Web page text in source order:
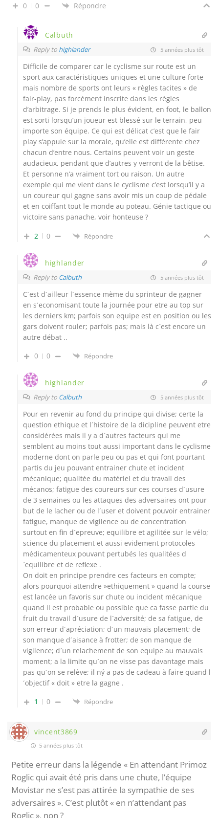
0 0 Répondre
Calbuth
Reply to highlander 5 années plus tôt
Difficile de comparer car le cyclisme sur route est un
sport aux caractéristiques uniques et une culture forte
mais nombre de sports ont leurs « règles tacites » de
fair-play, pas forcément inscrite dans les règles
d’arbitrage. Si je prends le plus évident, en foot, le ballon
est sorti lorsqu’un joueur est blessé sur le terrain, peu
importe son équipe. Ce qui est délicat c’est que le fair
play s’appuie sur la morale, qu’elle est différente chez
chacun d’entre nous. Certains peuvent voir un geste
audacieux, pendant que d’autres y verront de la bêtise.
Et personne n’a vraiment tort ou raison. Un autre
exemple qui me vient dans le cyclisme c’est lorsqu’il y a
un coureur qui gagne sans avoir mis un coup de pédale
et en coiffant tout le monde au poteau. Génie tactique ou
victoire sans panache, voir honteuse ?
2 0 Répondre
highlander
Reply to Calbuth 5 années plus tôt
C´est d´ailleur l´essence mème du sprinteur de gagner
en s´economisant toute la journée pour etre au top sur
les derniers km; parfois son equipe est en position ou les
gars doivent rouler; parfois pas; mais là c´est encore un
autre débat ..
0
0 Répondre
highlander
Reply to Calbuth 5 années plus tôt
Pour en revenir au fond du principe qui divise; certe la
question ethique et l´histoire de la dicipline peuvent etre
considérées mais il y a d´autres facteurs qui me
semblent au moins tout aussi important dans le cyclisme
moderne dont on parle peu ou pas et qui font pourtant
partis du jeu pouvant entrainer chute et incident
mécanique; qualitée du matériel et du travail des
mécanos; fatigue des coureurs sur ces courses d´usure
de 3 semaines ou les attaques des adversaires ont pour
but de le lacher ou de l´user et doivent pouvoir entrainer
fatigue, manque de vigilence ou de concentration
surtout en fin d´epreuve; equilibre et agilitée sur le vélo;
science du placement et aussi evidement protocoles
médicamenteux pouvant pertubés les qualitées d
´equilibre et de reflexe .
On doit en principe prendre ces facteurs en compte;
alors pourquoi attendre »ethiquement » quand la course
est lancée un favoris sur chute ou incident mécanique
quand il est probable ou possible que ca fasse partie du
fruit du travail d´usure de l´adversité; de sa fatigue, de
son erreur d´apréciation; d´un mauvais placement; de
son manque d´aisance à frotter; de son manque de
vigilence; d´un relachement de son equipe au mauvais
moment; a la limite qu´on ne visse pas davantage mais
pas qu´on se relève; il ný a pas de cadeau à faire quand l
´objectif « doit » etre la gagne .
1
0 Répondre
vincent3869
5 années plus tôt
Petite erreur dans la légende « En attendant Primoz
Roglic qui avait été pris dans une chute, l’équipe
Movistar ne s’est pas attirée la sympathie de ses
adversaires ». C’est plutôt « en n’attendant pas
Roglic », non ?